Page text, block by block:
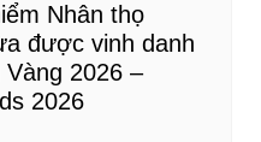
Nhân thọ
được vinh danh
2026 –
2026